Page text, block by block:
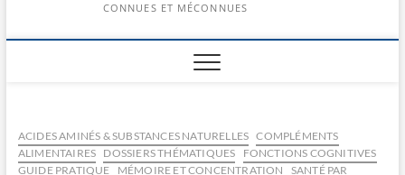
CONNUES ET MÉCONNUES
ACIDES AMINÉS & SUBSTANCES NATURELLES COMPLÉMENTS
ALIMENTAIRES DOSSIERS THÉMATIQUES
FONCTIONS COGNITIVES
GUIDE PRATIQUE
MÉMOIRE ET CONCENTRATION
SANTÉ PAR